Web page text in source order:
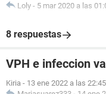
Loly - 5 mar 2020 a las
8 respuestas
VPH e infeccion
Kiria - 13 ene 2022 a las 22:45